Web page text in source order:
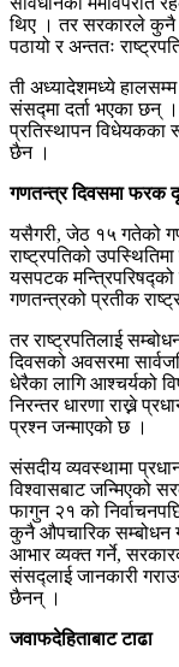
थिए । तर सरकारले कुनै
पठायो र अन्ततः
ती अध्यादेशमध्ये
संसद्मा दर्ता भएका छन्
प्रतिस्थापन विधेयकका
छैन ।
गणतन्त्र दिवसमा फरक
यसैगरी, जेठ १५ गतेको
राष्ट्रपतिको
यसपटक मन्त्रिपरिषद्को
गणतन्त्रको प्रतीक
तर राष्ट्रपतिलाई
दिवसको अवसरमा
धेरैका लागि आश्चर्यको
निरन्तर धारणा राख्ने
प्रश्न जन्माएको छ ।
संसदीय व्यवस्थामा
विश्वासबाट जन्मिएको
फागुन २१ को
कुनै औपचारिक सम्बोधन
आभार व्यक्त गर्ने,
संसद्लाई जानकारी
छैनन् ।
जवाफदेहिताबाट टाढा